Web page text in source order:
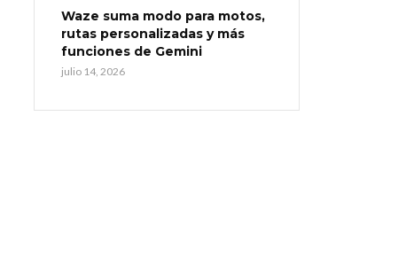
Waze suma modo para motos,
rutas personalizadas y más
funciones de Gemini
julio 14, 2026